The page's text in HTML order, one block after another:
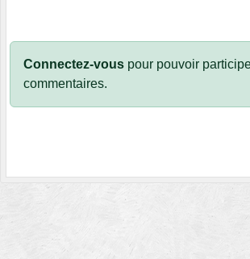
Connectez-vous pour pouvoir
commentaires.